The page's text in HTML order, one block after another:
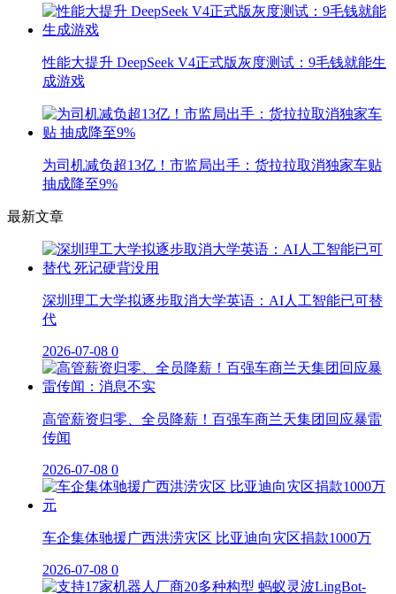
性能大提升 DeepSeek V4正式版灰度测试：9毛钱就能生
成游戏
为司机减负超13亿！市监局出手：货拉拉取消独家车贴
抽成降至9%
最新文章
深圳理工大学拟逐步取消大学英语：AI人工智能已可替
代
2026-07-08 0
高管薪资归零、全员降薪！百强车商兰天集团回应暴雷
传闻
2026-07-08 0
车企集体驰援广西洪涝灾区 比亚迪向灾区捐款1000万
2026-07-08 0